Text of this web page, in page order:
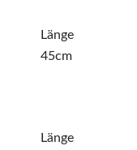
Länge
45cm
Länge